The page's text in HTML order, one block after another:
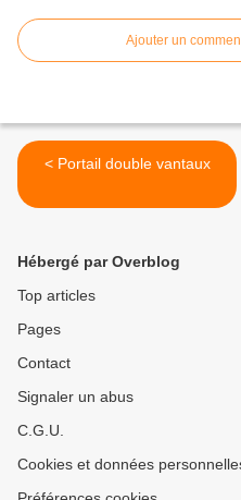
Ajouter un
< Portail double vantaux
Hébergé par Overblog
Top articles
Pages
Contact
Signaler un abus
C.G.U.
Cookies et données